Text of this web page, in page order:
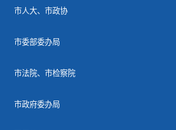
市人大、市政协
市委部委办局
市法院、市检察院
市政府委办局